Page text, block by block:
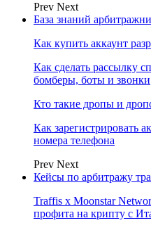
Prev Next
База знаний
Как купить аккаунт
Как сделать рассылку
бомберы, боты и звонки
Кто такие дропы и
Как зарегистрировать
номера телефона
Prev Next
Кейсы по арбитражу
Traffis x Moonstar
профита на крипту с